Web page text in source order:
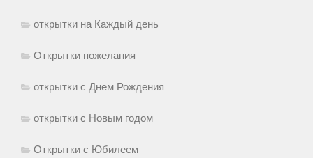
открытки на Каждый день
Открытки пожелания
открытки с Днем Рождения
открытки с Новым годом
Открытки с Юбилеем